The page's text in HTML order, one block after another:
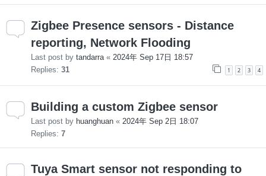
Zigbee Presence sensors - Distance
reporting, Network Flooding
Last post by tandarra « 2024年 Sep 17日 18:57
Replies: 31 1 2 3 4
Building a custom Zigbee sensor
Last post by huanghuan « 2024年 Sep 2日 18:07
Replies: 7
Tuya Smart sensor not responding to